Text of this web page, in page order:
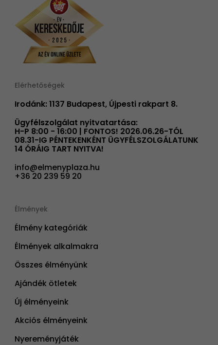
Elérhetőségek
Irodánk: 1137 Budapest, Újpesti rakpart 8.
Ügyfélszolgálat nyitvatartása:
H-P 8:00 - 16:00 | FONTOS! 2026.06.26-TÓL
08.31-IG PÉNTEKENKÉNT ÜGYFÉLSZOLGÁLATUNK
14 ÓRÁIG TART NYITVA!
info@elmenyplaza.hu
+36 20 239 59 20
Élmények
Élmény kategóriák
Élmények alkalmakra
Összes élményünk
Ajándék ötletek
Új élményeink
Akciós élményeink
Nyereményjáték